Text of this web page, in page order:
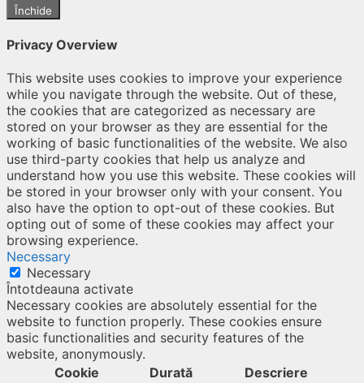
Închide
Privacy Overview
This website uses cookies to improve your experience
while you navigate through the website. Out of these,
the cookies that are categorized as necessary are
stored on your browser as they are essential for the
working of basic functionalities of the website. We also
use third-party cookies that help us analyze and
understand how you use this website. These cookies will
be stored in your browser only with your consent. You
also have the option to opt-out of these cookies. But
opting out of some of these cookies may affect your
browsing experience.
Necessary
Necessary
Întotdeauna activate
Necessary cookies are absolutely essential for the
website to function properly. These cookies ensure
basic functionalities and security features of the
website, anonymously.
Cookie
Durată Descriere